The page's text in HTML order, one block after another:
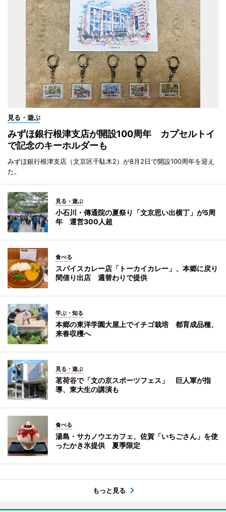
見る・遊ぶ
みずほ銀行根津支店が開設100周年 カプセルトイ
で記念のキーホルダーも
みずほ銀行根津支店（文京区千駄木2）が8月2日で開設100周年を迎え
た。
見る・遊ぶ
小石川・傳通院の夏祭り「文京思い出横丁」が5周
年 運営300人超
食べる
スパイスカレー店「トーカイカレー」、本郷に戻り
間借り出店 週替わりで提供
学ぶ・知る
本郷の東洋学園大屋上でイチゴ栽培 都育成品種、
来春収穫へ
見る・遊ぶ
茗荷谷で「文の京スポーツフェス」 巨人軍が指
導、東大生の講演も
食べる
湯島・サカノウエカフェ、佐賀「いちごさん」を使
ったかき氷提供 夏季限定
もっと見る